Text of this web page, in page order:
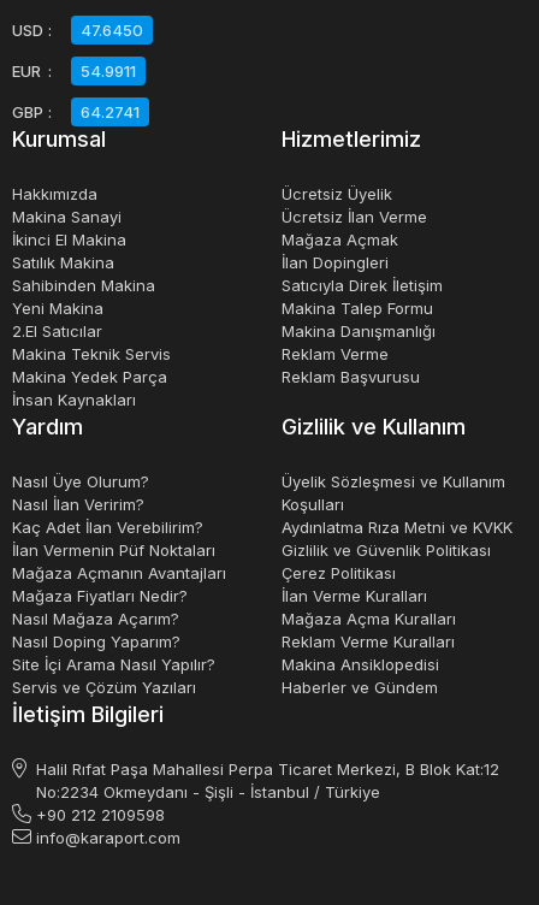
yoluyla şişelerin üretilmesini sağlar.
Plastik ambalaj makinaları, birçok avantaj sunarlar. Bu
makineler, ambalajlama sürecini hızlandırarak üretim
ambalajlanmasını sağlayarak ürün kalitesini artırırlar.
Plastik ambalaj makinaları, maliyetleri azaltarak ve işgücü
maliyetlerini düşürerek üretim maliyetlerini azaltırlar.
Ayrıca, ürünlerin güvenli bir şekilde depolanmasını
sağlayarak hasar riskini azaltırlar.
Sonuç olarak, plastik ambalaj makinaları, farklı tiplerde
makineler, farklı işlemler kullanarak plastik malzemeleri
şekillendirirler ve birçok avantaj sunarlar. Plastik ambalaj
makinaları, üretim verimliliğini artırır, maliyetleri azaltır ve
ürün kalitesini artırarak sektörlerin ihtiyaçlarını karşılamak
için önemli bir araçtır.
USD : 47.6450
EUR : 54.9911
GBP : 64.2741
Kurumsal
Hakkımızda
Makina Sanayi
İkinci El Makina
Satılık Makina
Sahibinden Makina
Yeni Makina
2.El Satıcılar
Makina Teknik Servis
Makina Yedek Parça
İnsan Kaynakları
Hizmetlerimiz
Ücretsiz Üyelik
Ücretsiz İlan Verme
Mağaza Açmak
İlan Dopingleri
Satıcıyla Direk İletişim
Makina Talep Formu
Makina Danışmanlığı
Reklam Verme
Reklam Başvurusu
Yardım
Nasıl Üye Olurum?
Nasıl İlan Veririm?
Kaç Adet İlan Verebilirim?
İlan Vermenin Püf Noktaları
Mağaza Açmanın Avantajları
Mağaza Fiyatları Nedir?
Nasıl Mağaza Açarım?
Nasıl Doping Yaparım?
Site İçi Arama Nasıl Yapılır?
Servis ve Çözüm Yazıları
Gizlilik ve Kullanım
Üyelik Sözleşmesi ve Kullanım
Koşulları
Aydınlatma Rıza Metni ve KVKK
Gizlilik ve Güvenlik Politikası
Çerez Politikası
İlan Verme Kuralları
Mağaza Açma Kuralları
Reklam Verme Kuralları
Makina Ansiklopedisi
Haberler ve Gündem
İletişim Bilgileri
Halil Rıfat Paşa Mahallesi Perpa Ticaret Merkezi, B Blok Kat:12
No:2234 Okmeydanı - Şişli - İstanbul / Türkiye
+90 212 2109598
info@karaport.com